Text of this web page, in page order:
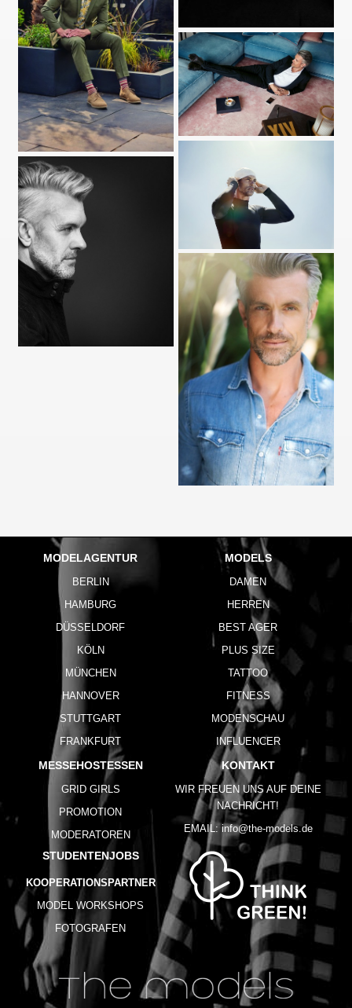
MODELAGENTUR
BERLIN
HAMBURG
DÜSSELDORF
KÖLN
MÜNCHEN
HANNOVER
STUTTGART
FRANKFURT
MODELS
DAMEN
HERREN
BEST AGER
PLUS SIZE
TATTOO
FITNESS
MODENSCHAU
INFLUENCER
MESSEHOSTESSEN
GRID GIRLS
PROMOTION
MODERATOREN
STUDENTENJOBS
KOOPERATIONSPARTNER
MODEL WORKSHOPS
FOTOGRAFEN
KONTAKT
WIR FREUEN UNS AUF DEINE
NACHRICHT!
EMAIL: info@the-models.de